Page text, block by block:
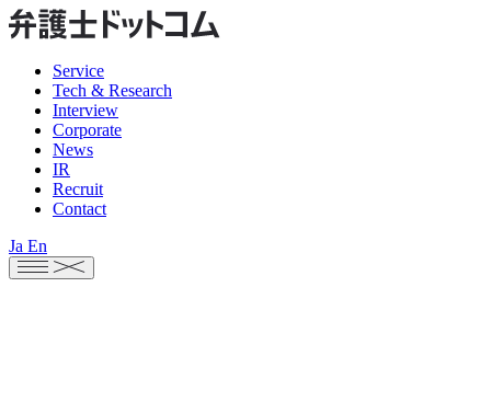
Service
Tech & Research
Interview
Corporate
News
IR
Recruit
Contact
Ja En